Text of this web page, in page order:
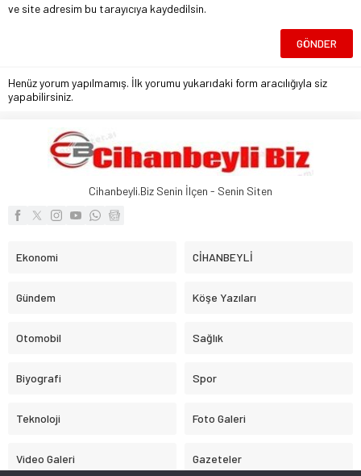
ve site adresim bu tarayıcıya kaydedilsin.
Henüz yorum yapılmamış. İlk yorumu yukarıdaki form aracılığıyla siz
yapabilirsiniz.
Cihanbeyli.Biz Senin İlçen - Senin Siten
Ekonomi CİHANBEYLİ
Gündem Köşe Yazıları
Otomobil Sağlık
Biyografi Spor
Teknoloji Foto Galeri
Video Galeri Gazeteler